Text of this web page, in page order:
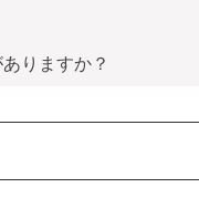
りますか？